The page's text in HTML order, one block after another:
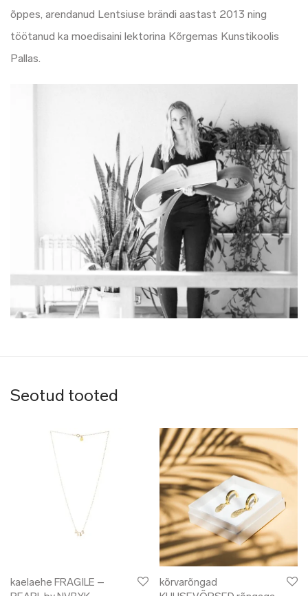
õppes, arendanud Lentsiuse brändi aastast 2013 ning
töötanud ka moedisaini lektorina Kõrgemas Kunstikoolis
Pallas.
Seotud tooted
kaelaehe FRAGILE –
kõrvarõngad